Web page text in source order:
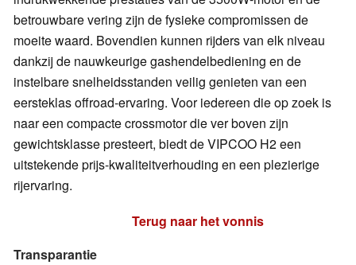
betrouwbare vering zijn de fysieke compromissen de
moeite waard. Bovendien kunnen rijders van elk niveau
dankzij de nauwkeurige gashendelbediening en de
instelbare snelheidsstanden veilig genieten van een
eersteklas offroad-ervaring. Voor iedereen die op zoek is
naar een compacte crossmotor die ver boven zijn
gewichtsklasse presteert, biedt de VIPCOO H2 een
uitstekende prijs-kwaliteitverhouding en een plezierige
rijervaring.
Terug naar het vonnis
Transparantie